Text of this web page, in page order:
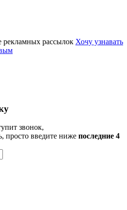
рекламных рассылок Хочу узнавать
звонок,
просто введите ниже последние 4